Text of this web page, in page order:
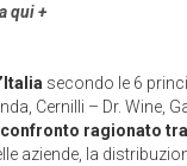
qui +
secondo le 6
Cernilli – Dr. Wine,
confronto ragionato
aziende, la